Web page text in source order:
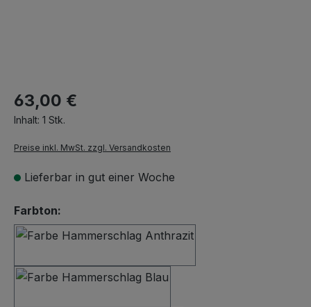
63,00 €
Inhalt: 1 Stk.
Preise inkl. MwSt. zzgl. Versandkosten
Lieferbar in gut einer Woche
Farbton: